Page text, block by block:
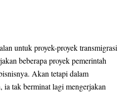
untuk proyek-proyek transmigrasi
beberapa proyek pemerintah
Akan tetapi dalam
ia tak berminat lagi mengerjakan